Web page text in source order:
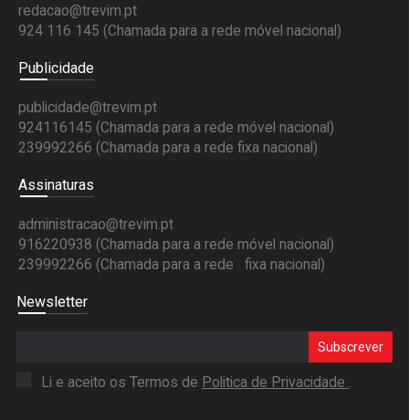
redacao@trevim.pt
924 116 145 (Chamada para a rede móvel nacional)
Publicidade
publicidade@trevim.pt
924116145 (Chamada para a rede móvel nacional)
239992266 (Chamada para a rede fixa nacional)
Assinaturas
administracao@trevim.pt
916220938 (Chamada para a rede móvel nacional)
239992266 (Chamada para a rede fixa nacional)
Newsletter
Subscrever
Li e aceito os Termos de Politica de Privacidade .